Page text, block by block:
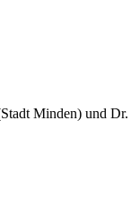
Minden) und